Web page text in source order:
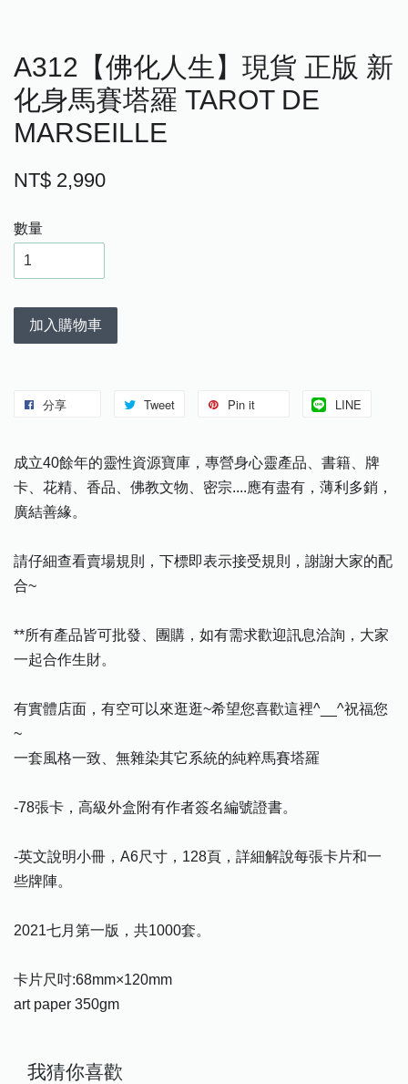
A312【佛化人生】現貨 正版 新
化身馬賽塔羅 TAROT DE
MARSEILLE
NT$ 2,990
數量
加入購物車
分享 Tweet Pin it LINE
成立40餘年的靈性資源寶庫，專營身心靈產品、書籍、牌
卡、花精、香品、佛教文物、密宗....應有盡有，薄利多銷，
廣結善緣。
請仔細查看賣場規則，下標即表示接受規則，謝謝大家的配
合~
**所有產品皆可批發、團購，如有需求歡迎訊息洽詢，大家
一起合作生財。
有實體店面，有空可以來逛逛~希望您喜歡這裡^__^祝福您
~
一套風格一致、無雜染其它系統的純粹馬賽塔羅
-78張卡，高級外盒附有作者簽名編號證書。
-英文說明小冊，A6尺寸，128頁，詳細解說每張卡片和一
些牌陣。
2021七月第一版，共1000套。
卡片尺吋:68mm×120mm
art paper 350gm
我猜你喜歡